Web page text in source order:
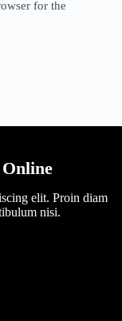
for the
elit. Proin diam
nisi.